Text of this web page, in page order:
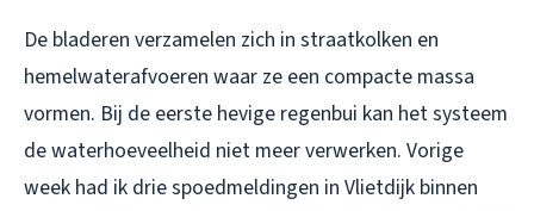
De bladeren verzamelen zich in straatkolken en
hemelwaterafvoeren waar ze een compacte massa
vormen. Bij de eerste hevige regenbui kan het systeem
de waterhoeveelheid niet meer verwerken. Vorige
week had ik drie spoedmeldingen in Vlietdijk binnen